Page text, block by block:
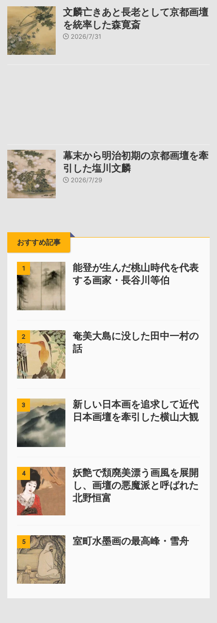
文麟亡きあと長老として京都画壇
を統率した森寛斎
2026/7/31
幕末から明治初期の京都画壇を牽
引した塩川文麟
2026/7/29
おすすめ記事
1
能登が生んだ桃山時代を代表
する画家・長谷川等伯
2
奄美大島に没した田中一村の
話
3
新しい日本画を追求して近代
日本画壇を牽引した横山大観
4
妖艶で頽廃美漂う画風を展開
し、画壇の悪魔派と呼ばれた
北野恒富
5 室町水墨画の最高峰・雪舟